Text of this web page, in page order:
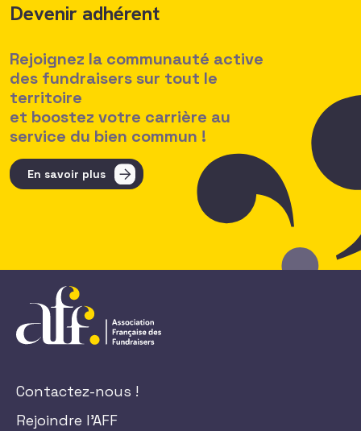
Devenir adhérent
Rejoignez la communauté active
des fundraisers sur tout le
territoire
et boostez votre carrière au
service du bien commun !
En savoir plus
Contactez-nous !
Rejoindre l'AFF